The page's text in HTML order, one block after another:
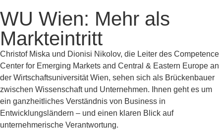
WU Wien: Mehr als
Markteintritt
Christof Miska und Dionisi Nikolov, die Leiter des Competence
Center for Emerging Markets and Central & Eastern Europe an
der Wirtschaftsuniversität Wien, sehen sich als Brückenbauer
zwischen Wissenschaft und Unternehmen. Ihnen geht es um
ein ganzheitliches Verständnis von Business in
Entwicklungsländern – und einen klaren Blick auf
unternehmerische Verantwortung.